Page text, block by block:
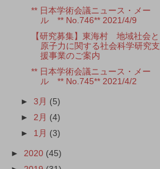
** 日本学術会議ニュース・メー
ル ** No.746** 2021/4/9
【研究募集】東海村 地域社会と
原子力に関する社会科学研究支
援事業のご案内
** 日本学術会議ニュース・メー
ル ** No.745** 2021/4/2
►3月 (5)
► 2月 (4)
► 1月 (3)
► 2020 (45)